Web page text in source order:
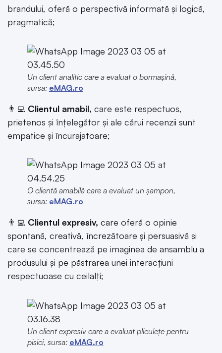
brandului, oferă o perspectivă informată și logică,
pragmatică;
Un client analitic care a evaluat o bormașină,
sursa: eMAG.ro
👨‍💻 Clientul amabil, care este respectuos,
prietenos și înțelegător și ale cărui recenzii sunt
empatice și încurajatoare;
O clientă amabilă care a evaluat un șampon,
sursa: eMAG.ro
👨‍💻 Clientul expresiv, care oferă o opinie
spontană, creativă, încrezătoare și persuasivă și
care se concentrează pe imaginea de ansamblu a
produsului și pe păstrarea unei interacțiuni
respectuoase cu ceilalți;
Un client expresiv care a evaluat pliculețe pentru
pisici, sursa: eMAG.ro